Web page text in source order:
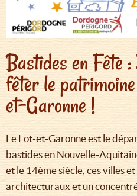
Bastides en Fête
fêter le
et-Garonne !
Le Lot-et-Garonne est le
bastides en Nouvelle-
et le 14ème siècle, ces villes
architecturaux et un